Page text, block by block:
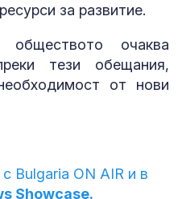
за развитие.
очаква
тези обещания,
от нови
Bulgaria ON AIR и в
Showcase.